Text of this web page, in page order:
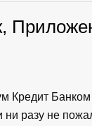
Кредит
ни разу не